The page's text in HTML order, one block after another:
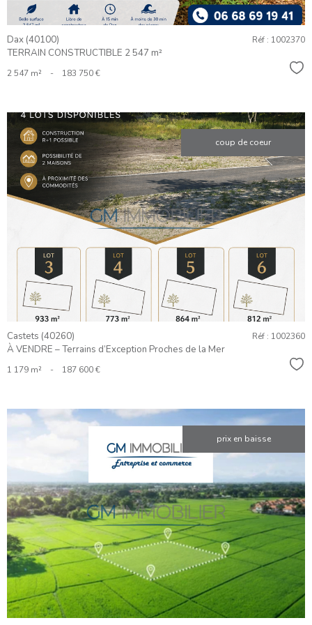
Dax (40100)
TERRAIN CONSTRUCTIBLE 2 547 m²
Réf : 1002370
2 547 m² - 183 750 €
coup de coeur
VOIR LE
BIEN
Castets (40260)
À VENDRE – Terrains d’Exception Proches de la Mer
Réf : 1002360
1 179 m² - 187 600 €
prix en baisse
VOIR LE
BIEN